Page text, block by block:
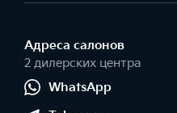
Адреса салонов
2 дилерских центра
WhatsApp